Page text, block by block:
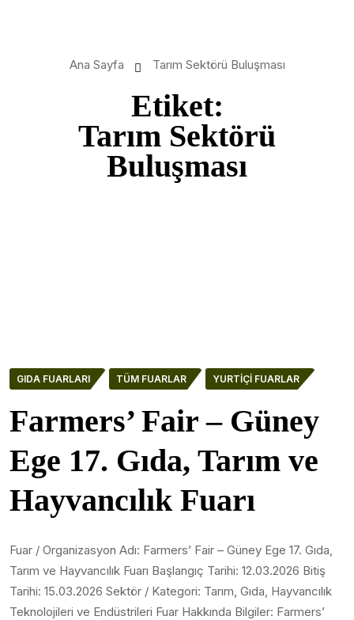
Ana Sayfa Tarım Sektörü Buluşması
Etiket:
Tarım Sektörü
Buluşması
GIDA FUARLARI TÜM FUARLAR YURTIÇI FUARLAR
Farmers’ Fair – Güney
Ege 17. Gıda, Tarım ve
Hayvancılık Fuarı
Fuar / Organizasyon Adı: Farmers’ Fair – Güney Ege 17. Gıda,
Tarım ve Hayvancılık Fuarı Başlangıç Tarihi: 12.03.2026 Bitiş
Tarihi: 15.03.2026 Sektör / Kategori: Tarım, Gıda, Hayvancılık
Teknolojileri ve Endüstrileri Fuar Hakkında Bilgiler: Farmers’